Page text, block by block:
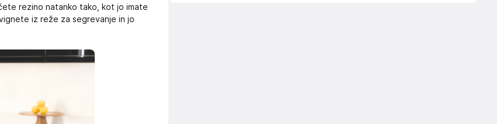
rezino natanko tako, kot jo imate
iz reže za segrevanje in jo